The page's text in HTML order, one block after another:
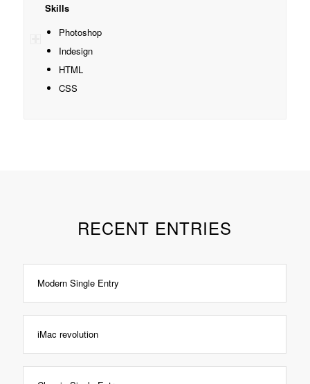
Skills
Photoshop
Indesign
HTML
CSS
RECENT ENTRIES
Modern Single Entry
iMac revolution